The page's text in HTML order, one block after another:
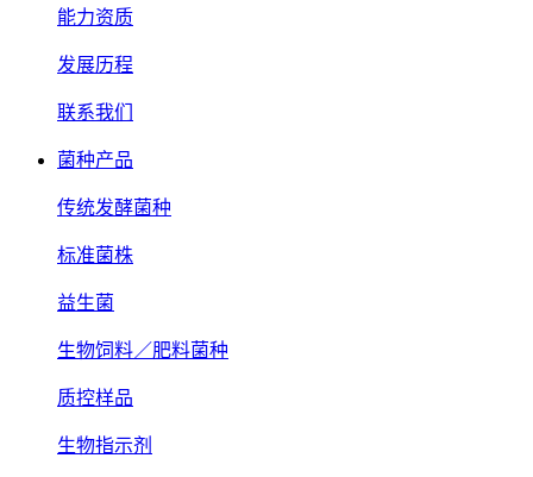
能力资质
发展历程
联系我们
菌种产品
传统发酵菌种
标准菌株
益生菌
生物饲料／肥料菌种
质控样品
生物指示剂